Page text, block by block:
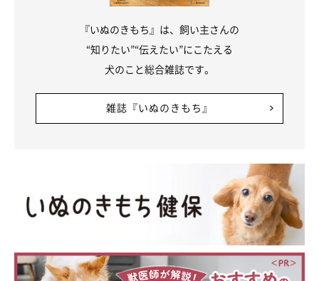
『いぬのきもち』は、飼い主さんの
“知りたい”“伝えたい”にこたえる
犬のこと総合雑誌です。
雑誌『いぬのきもち』